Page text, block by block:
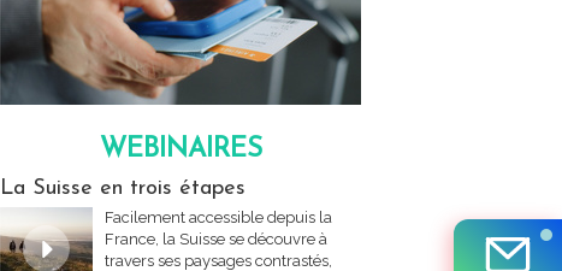
WEBINAIRES
La Suisse en trois étapes
Facilement accessible depuis la
France, la Suisse se découvre à
travers ses paysages contrastés,